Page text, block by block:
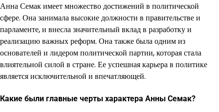
Анна Семак имеет множество достижений в политической
сфере. Она занимала высокие должности в правительстве и
парламенте, и внесла значительный вклад в разработку и
реализацию важных реформ. Она также была одним из
основателей и лидером политической партии, которая стала
влиятельной силой в стране. Ее успешная карьера в политике
является исключительной и впечатляющей.
Какие были главные черты характера Анны Семак?